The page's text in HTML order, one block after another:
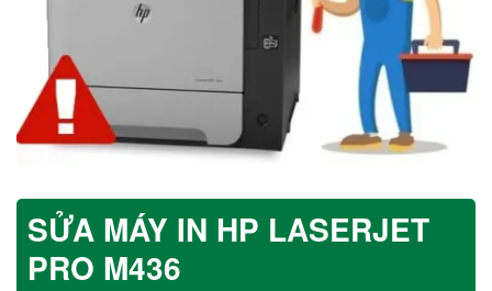
SỬA MÁY IN HP LASERJET
PRO M436